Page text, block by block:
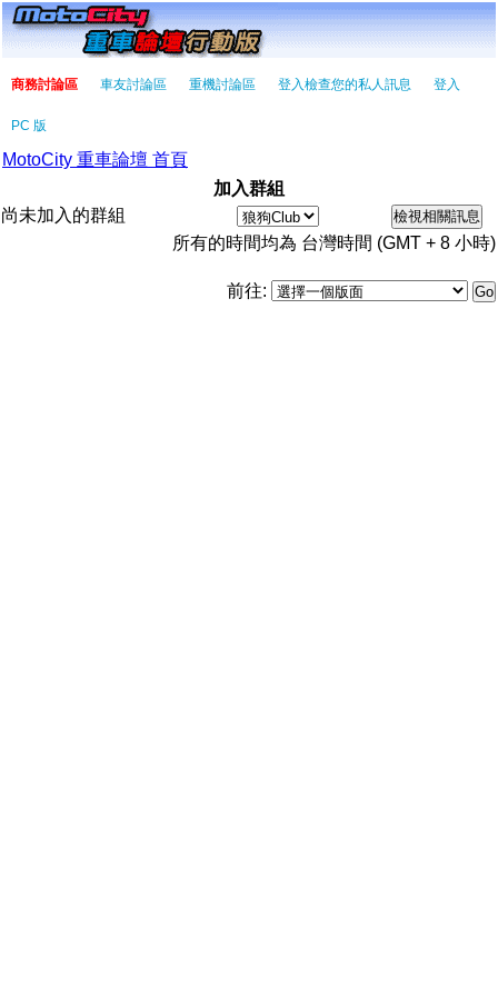
商務討論區 車友討論區 重機討論區 登入檢查您的私人訊息 登入
PC 版
MotoCity 重車論壇 首頁
加入群組
尚未加入的群組
所有的時間均為 台灣時間 (GMT + 8 小時)
前往: